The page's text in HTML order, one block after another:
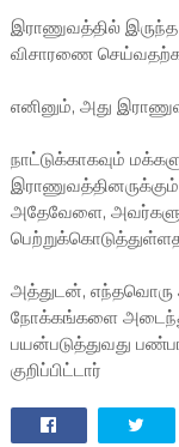
இராணுவத்தில் இருந்த
விசாரணை
எனினும், அது
நாட்டுக்காகவும்
அதேவேளை,
அத்துடன், எந்தவொரு
நோக்கங்களை
பயன்படுத்துவது
குறிப்பிட்டார்